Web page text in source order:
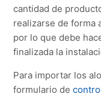
cantidad de
realizarse de forma
por lo que debe
finalizada la
Para importar los
formulario de